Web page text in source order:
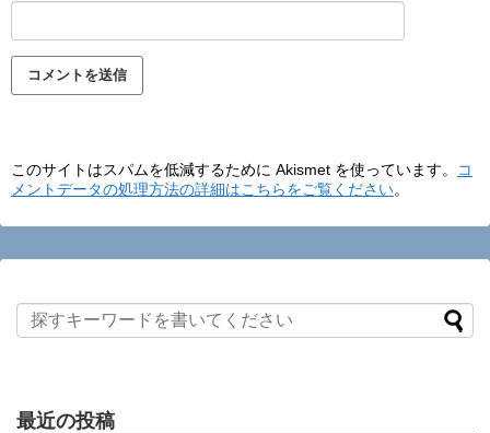
このサイトはスパムを低減するために Akismet を使っています。
コ
メントデータの処理方法の詳細はこちらをご覧ください。
最近の投稿